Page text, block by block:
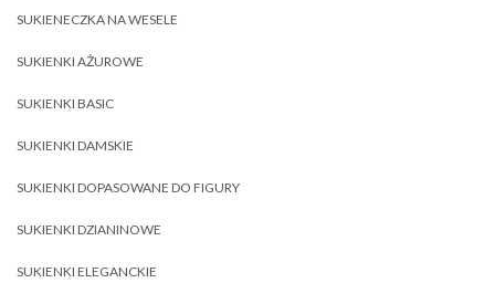
SUKIENECZKA NA WESELE
SUKIENKI AŻUROWE
SUKIENKI BASIC
SUKIENKI DAMSKIE
SUKIENKI DOPASOWANE DO FIGURY
SUKIENKI DZIANINOWE
SUKIENKI ELEGANCKIE